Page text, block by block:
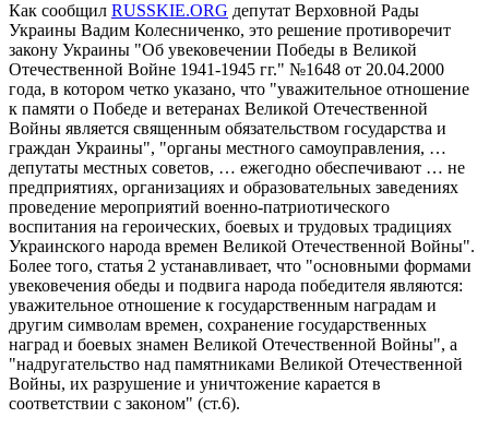
Как сообщил RUSSKIE.ORG депутат Верховной Рады
Украины Вадим Колесниченко, это решение противоречит
закону Украины "Об увековечении Победы в Великой
Отечественной Войне 1941-1945 гг." №1648 от 20.04.2000
года, в котором четко указано, что "уважительное отношение
к памяти о Победе и ветеранах Великой Отечественной
Войны является священным обязательством государства и
граждан Украины", "органы местного самоуправления, …
депутаты местных советов, … ежегодно обеспечивают … не
предприятиях, организациях и образовательных заведениях
проведение мероприятий военно-патриотического
воспитания на героических, боевых и трудовых традициях
Украинского народа времен Великой Отечественной Войны".
Более того, статья 2 устанавливает, что "основными формами
увековечения обеды и подвига народа победителя являются:
уважительное отношение к государственным наградам и
другим символам времен, сохранение государственных
наград и боевых знамен Великой Отечественной Войны", а
"надругательство над памятниками Великой Отечественной
Войны, их разрушение и уничтожение карается в
соответствии с законом" (ст.6).